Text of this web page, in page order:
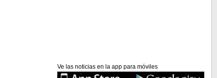
Ve las noticias en la app para móviles